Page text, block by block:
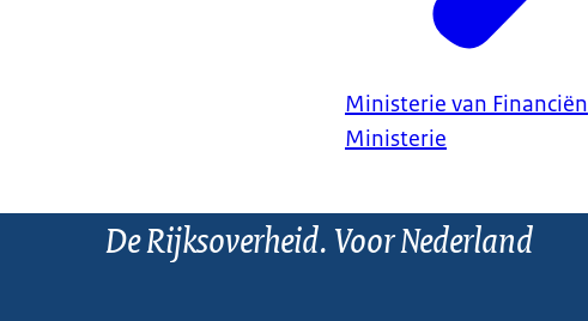
Ministerie van Financiën
Ministerie
De Rijksoverheid. Voor Nederland